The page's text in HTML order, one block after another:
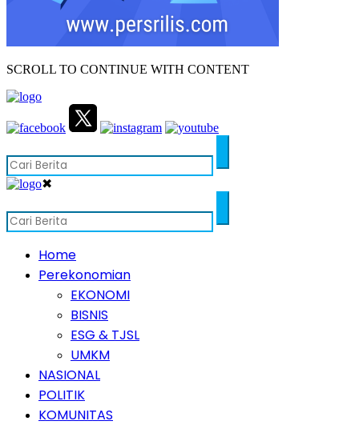
SCROLL TO CONTINUE WITH CONTENT
✖
Home
Perekonomian
EKONOMI
BISNIS
ESG & TJSL
UMKM
NASIONAL
POLITIK
KOMUNITAS